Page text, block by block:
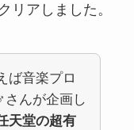
リアしました。
ば音楽プロ
んが企画し
天堂の超有